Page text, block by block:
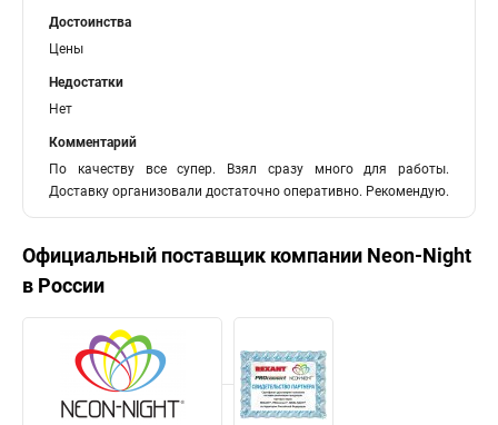
Достоинства
Цены
Недостатки
Нет
Комментарий
По качеству все супер. Взял сразу много для работы.
Доставку организовали достаточно оперативно. Рекомендую.
Официальный поставщик компании Neon-Night
в России